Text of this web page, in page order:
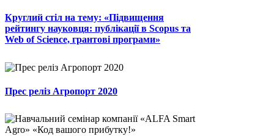
Круглий стіл на тему: «Підвищення
рейтингу науковця: публікації в Scopus та
Web of Science, грантові програми»
Прес реліз Агропорт 2020